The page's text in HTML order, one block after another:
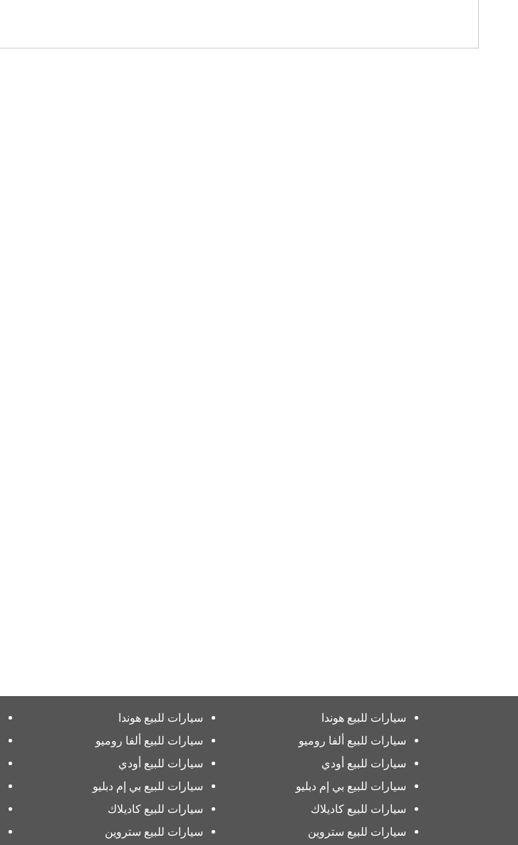
سيارات للبيع هوندا
سيارات للبيع ألفا روميو
سيارات للبيع أودي
سيارات للبيع بي إم دبليو
سيارات للبيع كاديلاك
سيارات للبيع ستروين
سيارات للبيع هوندا
سيارات للبيع ألفا روميو
سيارات للبيع أودي
سيارات للبيع بي إم دبليو
سيارات للبيع كاديلاك
سيارات للبيع ستروين